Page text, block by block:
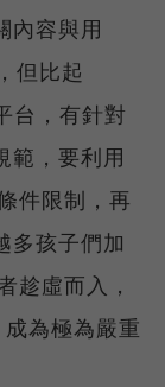
內容與用
但比起
台，有針對
範，要利用
件限制，再
多孩子們加
趁虛而入，
為極為嚴重